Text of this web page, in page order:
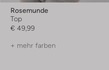
Rosemunde
Top
€ 49,99
+ mehr farben